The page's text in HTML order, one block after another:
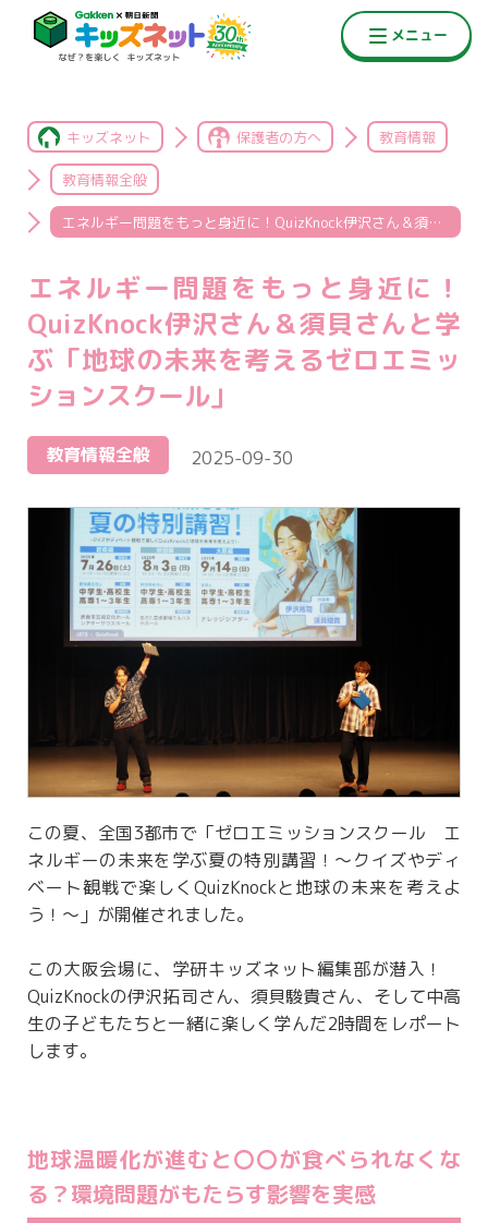
キッズネット 保護者の方へ 教育情報
教育情報全般
エネルギー問題をもっと身近に！QuizKnock伊沢さん＆須貝さんと学ぶ「地球の未来を考えるゼロエミッションスクール」
エネルギー問題をもっと身近に！
QuizKnock伊沢さん＆須貝さんと学
ぶ「地球の未来を考えるゼロエミッ
ションスクール」
教育情報全般 2025-09-30
この夏、全国3都市で「ゼロエミッションスクール エ
ネルギーの未来を学ぶ夏の特別講習！～クイズやディ
ベート観戦で楽しくQuizKnockと地球の未来を考えよ
う！～」が開催されました。
この大阪会場に、学研キッズネット編集部が潜入！
QuizKnockの伊沢拓司さん、須貝駿貴さん、そして中高
生の子どもたちと一緒に楽しく学んだ2時間をレポート
します。
地球温暖化が進むと〇〇が食べられなくな
る？環境問題がもたらす影響を実感